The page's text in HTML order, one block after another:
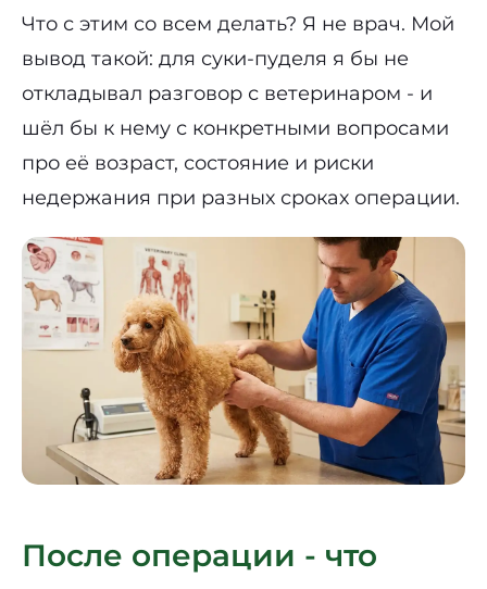
Что с этим со всем делать? Я не врач. Мой
вывод такой: для суки-пуделя я бы не
откладывал разговор с ветеринаром - и
шёл бы к нему с конкретными вопросами
про её возраст, состояние и риски
недержания при разных сроках операции.
После операции - что